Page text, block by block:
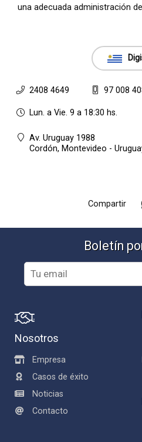
una adecuada administración
2408 4649 97 008
Lun. a Vie. 9 a 18:30 hs.
Av. Uruguay 1988
Cordón, Montevideo -
Compartir
Boletín
Nosotros
Empresa
Casos de éxito
Noticias
Contacto